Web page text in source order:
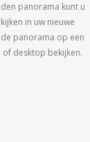
panorama kunt u
in uw nieuwe
panorama op een
desktop bekijken.